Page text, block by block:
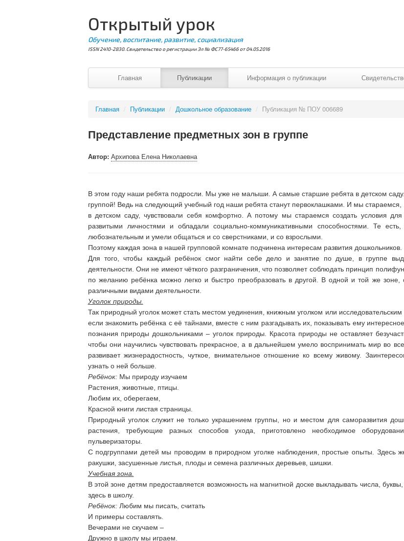
Открытый урок
Обучение, воспитание, развитие, социализация
ISSN 2410-2830. Свидетельство о регистрации Эл № ФС77-65466 от 04.05.2016
Главная Публикации Информация о публикации
Главная / Публикации / Дошкольное образование / Публикация № ПОУ 006689
Представление предметных зон в группе
Автор: Архипова Елена Николаевна
В этом году наши ребята подросли. Мы уже не малыши. А самые старшие ребята в детском
группой! Ведь на следующий учебный год наши ребята станут первоклашками. И мы стараемся,
в детском саду, чувствовали себя комфортно. А потому мы стараемся создать условия
развитыми личностями и обладали социально-коммуникативными способностями. Те
любознательным и умели общаться и со сверстниками, и со взрослыми.
Поэтому каждая зона в нашей групповой комнате подчинена интересам развития дошкольников.
Для того, чтобы каждый ребёнок смог найти себе дело и занятие по душе, в группе
деятельности. Они не имеют чёткого разграничения, что позволяет соблюдать принцип
по желанию ребёнка можно легко и быстро преобразовать в другой. В одной и той же зоне,
различными видами деятельности.
Уголок природы.
Так природный уголок может стать местом уединения, книжным уголком или
если знакомить ребёнка с её тайнами, вместе с ним разгадывать их, показывать ему
познания природы дошкольниками – уголок природы. Красота природы не оставляет
чтобы они научились чувствовать прекрасное, а в дальнейшем умело воспринимать мир во
развивает жизнерадостность, чуткое, внимательное отношение ко всему живому.
узнать о ней больше.
Ребёнок:Мы природу изучаем
Растения, животные, птицы.
Любим их, оберегаем,
Красной книги листая страницы.
Природный уголок служит не только украшением группы, но и местом для саморазвития
растения, требующие разных способов ухода, приготовлено необходимое
пульверизаторы.
С подгруппами детей мы проводим в природном уголке наблюдения, простые опыты. Здесь
ракушки, засушенные листья, плоды и семена различных деревьев, шишки.
Учебная зона.
В этой зоне детям предоставляется возможность на магнитной доске выкладывать числа,
здесь в школу.
Ребёнок:Любим мы писать, считать
И примеры составлять.
Вечерами не скучаем –
Дружно в школу мы играем.